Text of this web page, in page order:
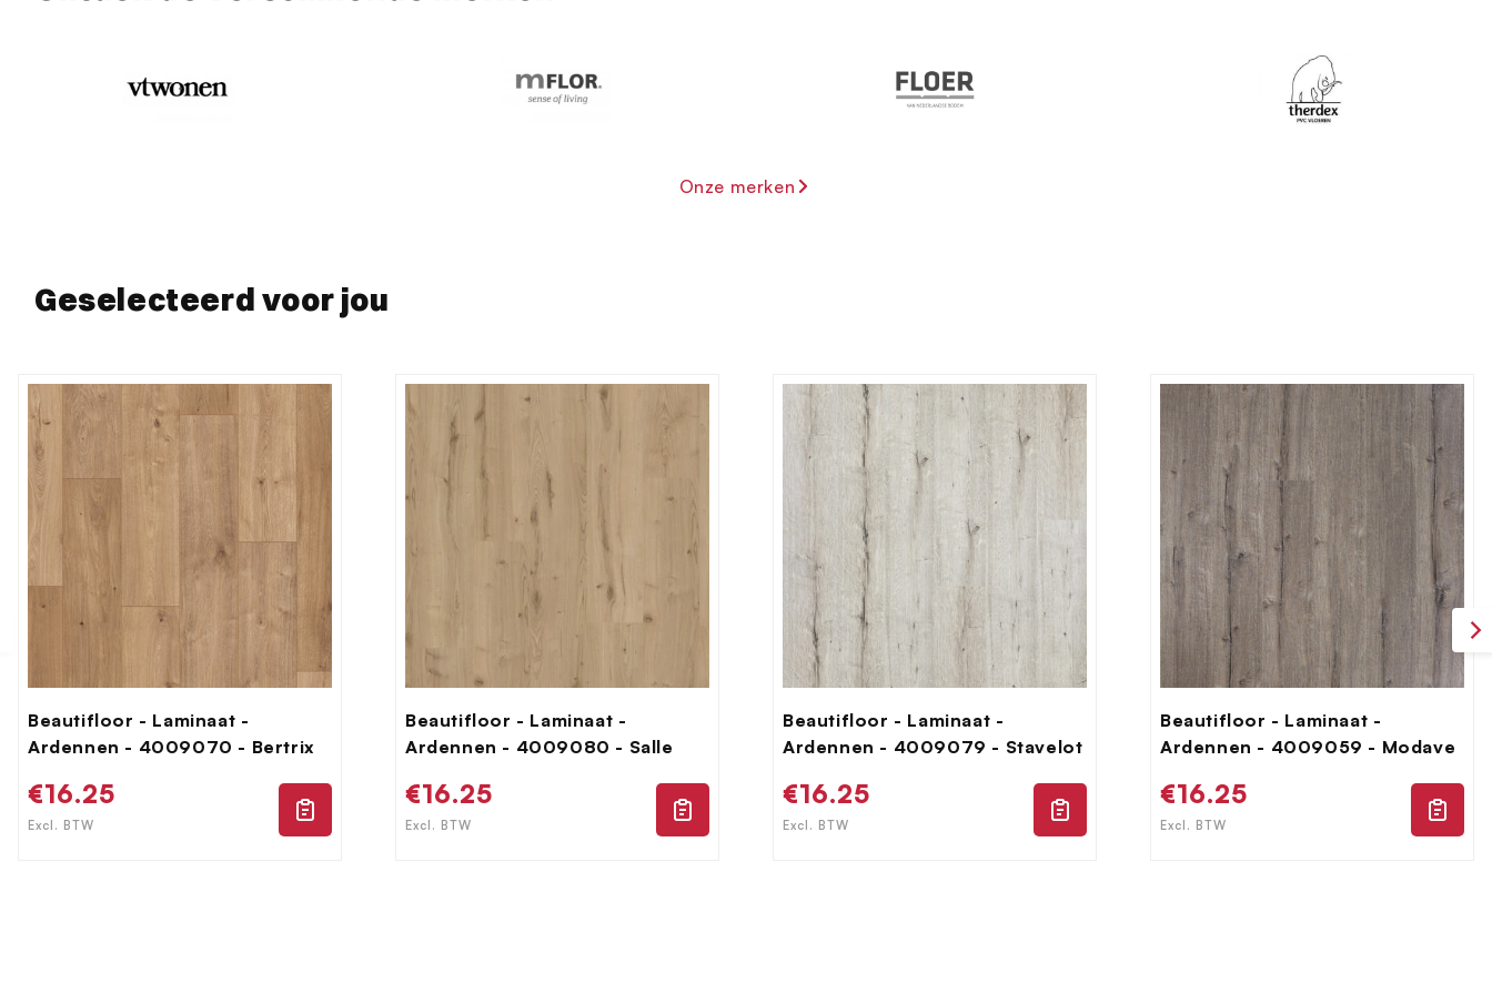
Onze merken
Geselecteerd voor jou
Beautifloor - Laminaat -
Ardennen - 4009070 - Bertrix
Normale
prijs
€16.25
Excl. BTW
Beautifloor - Laminaat -
Ardennen - 4009080 - Salle
Normale
prijs
€16.25
Excl. BTW
Beautifloor - Laminaat -
Ardennen - 4009079 - Stavelot
Normale
prijs
€16.25
Excl. BTW
Beautifloor - Laminaat -
Ardennen - 4009059 - Modave
Normale
prijs
€16.25
Excl. BTW